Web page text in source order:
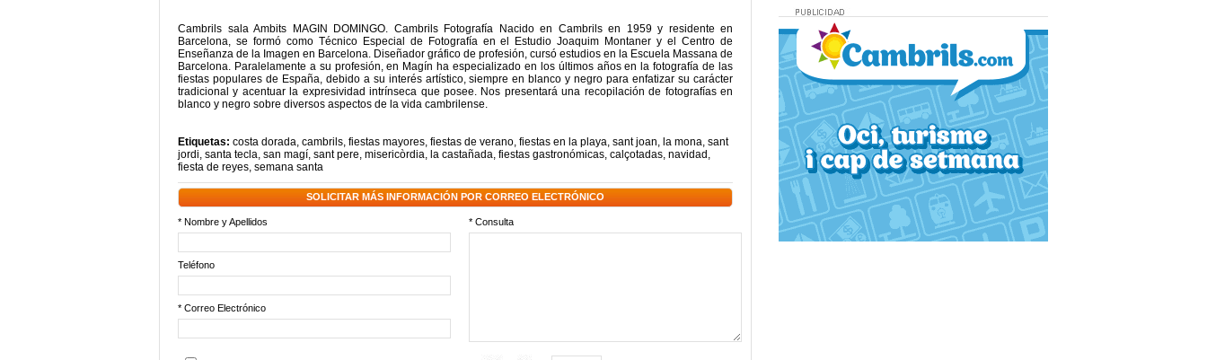
Cambrils sala Ambits MAGIN DOMINGO. Cambrils Fotografía Nacido en Cambrils en 1959 y residente en
Barcelona, se formó como Técnico Especial de Fotografía en el Estudio Joaquim Montaner y el Centro de
Enseñanza de la Imagen en Barcelona. Diseñador gráfico de profesión, cursó estudios en la Escuela Massana de
Barcelona. Paralelamente a su profesión, en Magín ha especializado en los últimos años en la fotografía de las
fiestas populares de España, debido a su interés artístico, siempre en blanco y negro para enfatizar su carácter
tradicional y acentuar la expresividad intrínseca que posee. Nos presentará una recopilación de fotografías en
blanco y negro sobre diversos aspectos de la vida cambrilense.
Etiquetas: costa dorada, cambrils, fiestas mayores, fiestas de verano, fiestas en la playa, sant joan, la mona, sant
jordi, santa tecla, san magí, sant pere, misericòrdia, la castañada, fiestas gastronómicas, calçotadas, navidad ,
fiesta de reyes, semana santa
SOLICITAR MÁS INFORMACIÓN POR CORREO ELECTRÓNICO
* Nombre y Apellidos * Consulta
Teléfono
* Correo Electrónico